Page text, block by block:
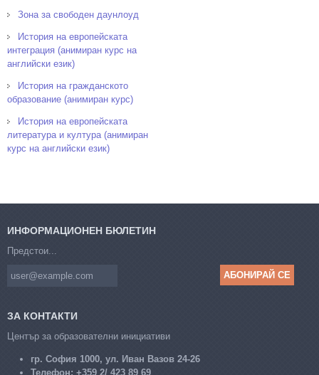
Зона за свободен даунлоуд
История на европейската
интеграция (анимиран курс на
английски език)
История на гражданското
образование (анимиран курс)
История на европейската
литература и култура (анимиран
курс на английски език)
ИНФОРМАЦИОНЕН БЮЛЕТИН
Предстои...
ЗА КОНТАКТИ
Център за образователни инициативи
гр. София 1000, ул. Иван Вазов 24-26
Телефон: +359 2/ 423 89 69